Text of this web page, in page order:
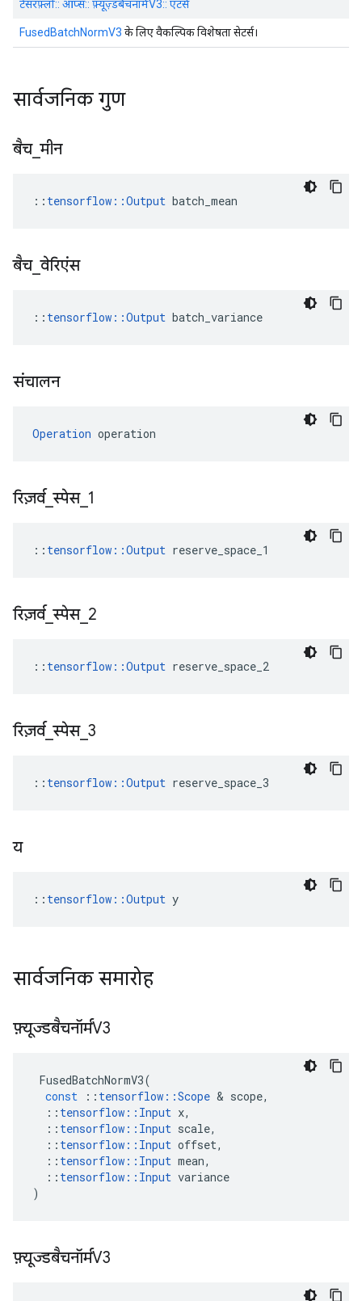
टेंसरफ़्लो:: ऑप्स:: फ़्यूज़्डबैचनॉर्मV3:: एटर्स
FusedBatchNormV3 के लिए वैकल्पिक विशेषता सेटर्स।
सार्वजनिक गुण
बैच_मीन
:: tensorflow::Output batch_mean
बैच_वेरिएंस
:: tensorflow ::Output batch_variance
संचालन
Operation operation
रिज़र्व_स्पेस_ 1
:: tensorflow::Output reserve_space_1
रिज़र्व_स्पेस_ 2
:: tensorflow::Output reserve_space_2
रिज़र्व_स्पेस_ 3
:: tensorflow::Output reserve_space_3
य
:: tensorflow::Output y
सार्वजनिक समारोह
फ़्यूज्डबैचनॉर्मV3
FusedBatchNormV3(
const
:: tensorflow ::Scope & scope,
:: tensorflow :: Input x,
:: tensorflow :: Input scale,
:: tensorflow :: Input offset,
:: tensorflow :: Input mean,
:: tensorflow :: Input variance
)
फ़्यूज्डबैचनॉर्मV3